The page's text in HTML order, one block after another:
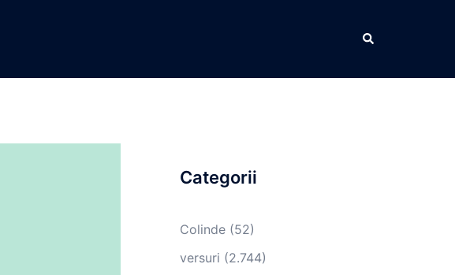
Caută
Categorii
Colinde(52)
versuri (2.744)